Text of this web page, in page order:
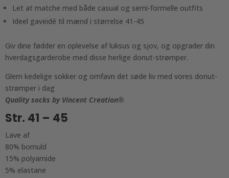
Let at matche med både casual og semi-formelle outfits
Ideel gaveidé til mænd i størrelse 41-45
Giv dine fødder en oplevelse af luksus og sjov, og opgrader din
hverdagsgarderobe med disse herlige donut-strømper.
Glem kedelige sokker og omfavn det søde liv med vores donut-
strømper i dag
Quality socks by Vincent Creation®
Str. 41 – 45
Lave af
80% bomuld
15% polyamide
5% elastane